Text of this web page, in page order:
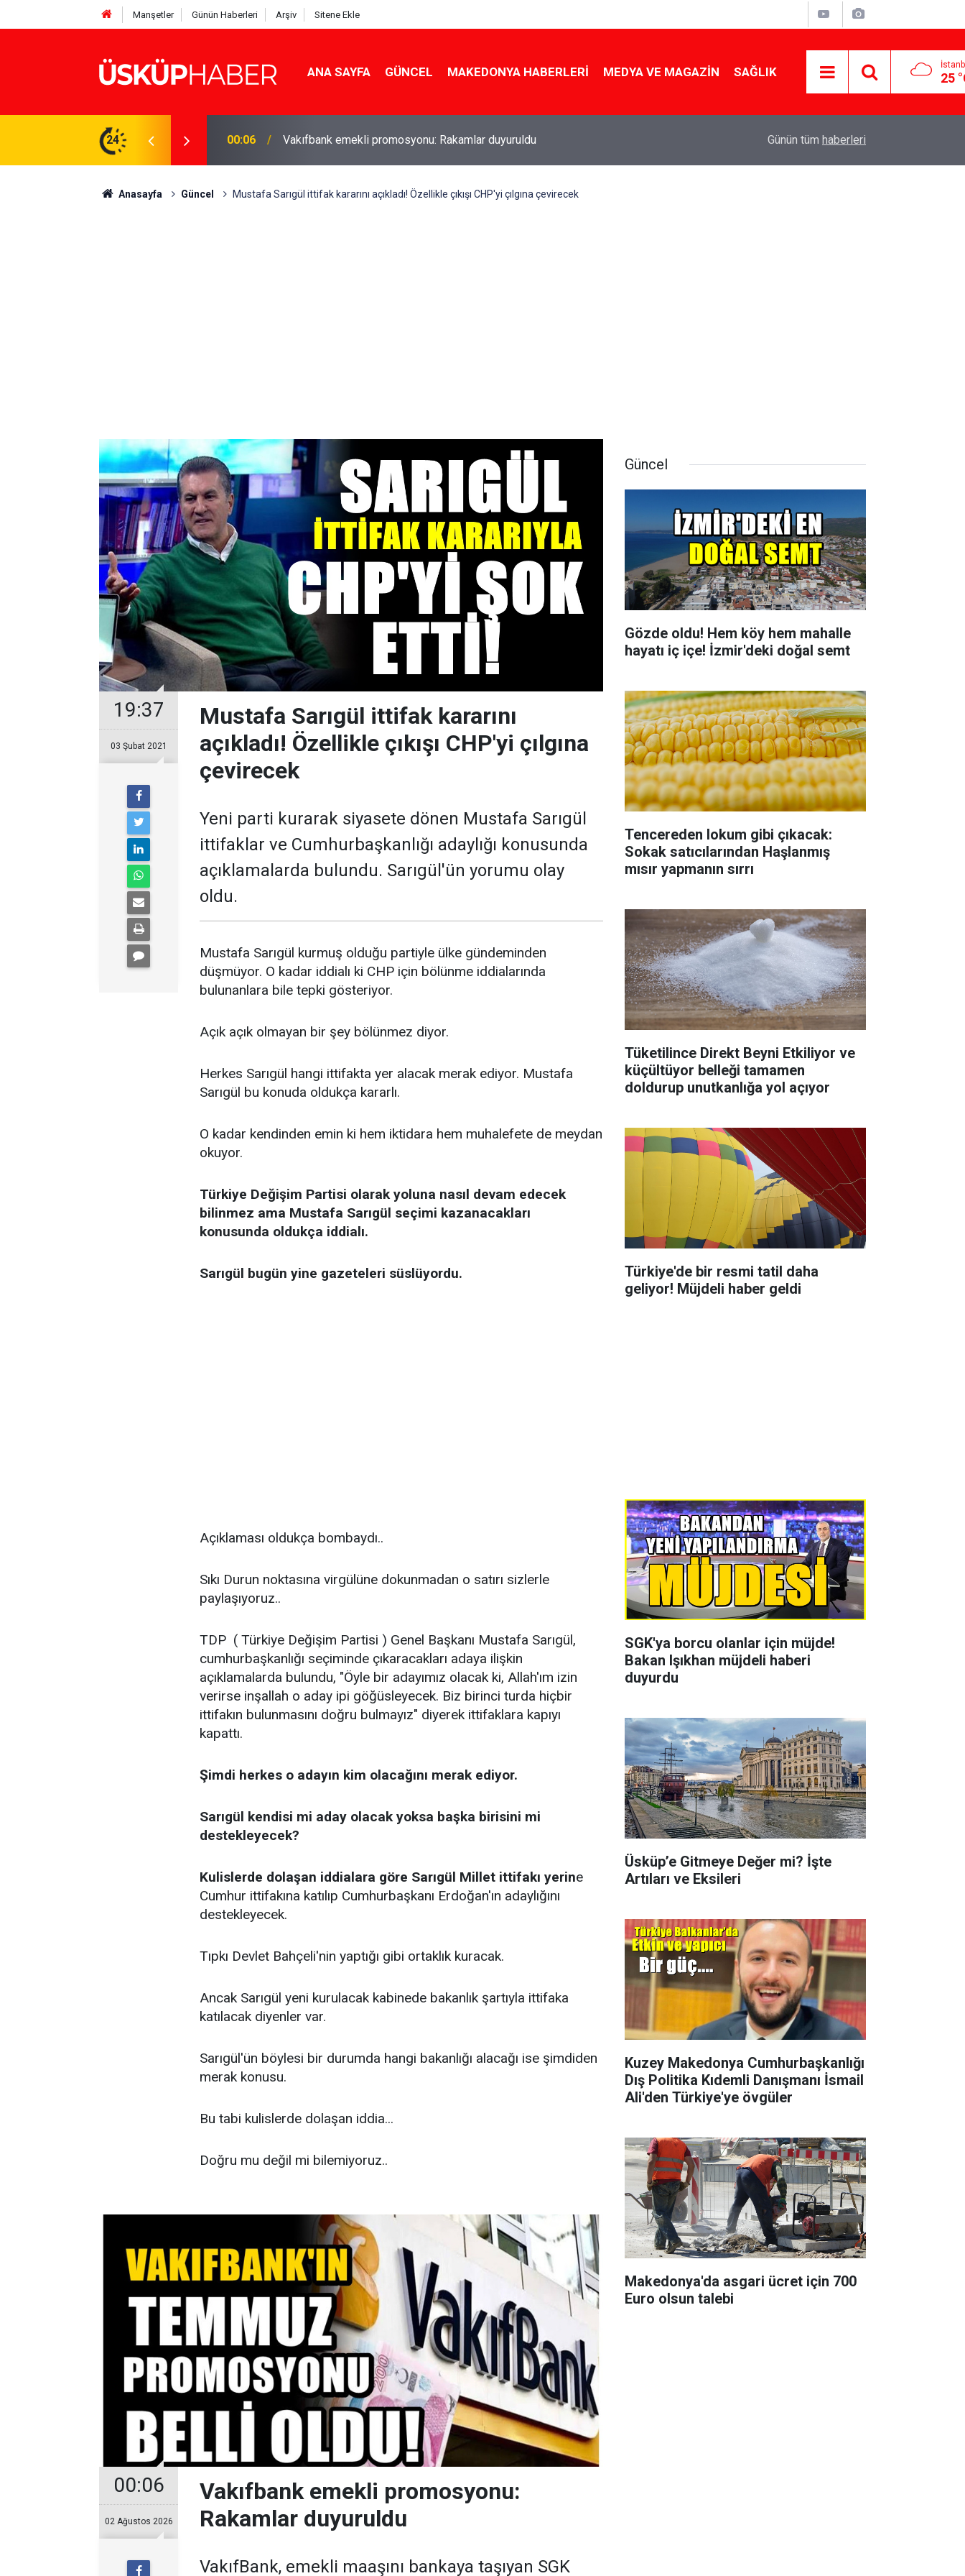
Manşetler Günün Haberleri Arşiv Sitene Ekle
ANA SAYFA GÜNCEL MAKEDONYA HABERLERI MEDYA VE MAGAZIN SAĞLIK 25
24 19:21 Gözde oldu! Hem köy hem mahalle hayatı iç içe! İzmir'deki doğal semt
yapmanın sırrı
Günün tüm haberleri
Anasayfa Güncel Mustafa Sarıgül ittifak kararını açıkladı! Özellikle çıkışı CHP'yi çılgına çevirecek
19:37
03 Şubat 2021
Mustafa Sarıgül ittifak kararını
açıkladı! Özellikle çıkışı CHP'yi çılgına
çevirecek
Yeni parti kurarak siyasete dönen Mustafa Sarıgül
ittifaklar ve Cumhurbaşkanlığı adaylığı konusunda
açıklamalarda bulundu. Sarıgül'ün yorumu olay
oldu.
Mustafa Sarıgül kurmuş olduğu partiyle ülke gündeminden
düşmüyor. O kadar iddialı ki CHP için bölünme iddialarında
bulunanlara bile tepki gösteriyor.
Açık açık olmayan bir şey bölünmez diyor.
Herkes Sarıgül hangi ittifakta yer alacak merak ediyor. Mustafa
Sarıgül bu konuda oldukça kararlı.
O kadar kendinden emin ki hem iktidara hem muhalefete de meydan
okuyor.
Türkiye Değişim Partisi olarak yoluna nasıl devam edecek
bilinmez ama Mustafa Sarıgül seçimi kazanacakları
konusunda oldukça iddialı.
Sarıgül bugün yine gazeteleri süslüyordu.
Açıklaması oldukça bombaydı..
Sıkı Durun noktasına virgülüne dokunmadan o satırı sizlerle
paylaşıyoruz..
TDP ( Türkiye Değişim Partisi ) Genel Başkanı Mustafa Sarıgül,
cumhurbaşkanlığı seçiminde çıkaracakları adaya ilişkin
açıklamalarda bulundu, "Öyle bir adayımız olacak ki, Allah'ım izin
verirse inşallah o aday ipi göğüsleyecek. Biz birinci turda hiçbir
ittifakın bulunmasını doğru bulmayız" diyerek ittifaklara kapıyı
kapattı.
Şimdi herkes o adayın kim olacağını merak ediyor.
Sarıgül kendisi mi aday olacak yoksa başka birisini mi
destekleyecek?
Kulislerde dolaşan iddialara göre Sarıgül Millet ittifakı yerine
Cumhur ittifakına katılıp Cumhurbaşkanı Erdoğan'ın adaylığını
destekleyecek.
Tıpkı Devlet Bahçeli'nin yaptığı gibi ortaklık kuracak.
Ancak Sarıgül yeni kurulacak kabinede bakanlık şartıyla ittifaka
katılacak diyenler var.
Sarıgül'ün böylesi bir durumda hangi bakanlığı alacağı ise şimdiden
merak konusu.
Bu tabi kulislerde dolaşan iddia...
Doğru mu değil mi bilemiyoruz..
00:06
02 Ağustos 2026
Vakıfbank emekli promosyonu:
Rakamlar duyuruldu
VakıfBank, emekli maaşını bankaya taşıyan SGK
Güncel
Gözde oldu! Hem köy hem mahalle
hayatı iç içe! İzmir'deki doğal semt
Tencereden lokum gibi çıkacak:
Sokak satıcılarından Haşlanmış
mısır yapmanın sırrı
Tüketilince Direkt Beyni Etkiliyor ve
küçültüyor belleği tamamen
doldurup unutkanlığa yol açıyor
Türkiye'de bir resmi tatil daha
geliyor! Müjdeli haber geldi
SGK'ya borcu olanlar için müjde!
Bakan Işıkhan müjdeli haberi
duyurdu
Üsküp’e Gitmeye Değer mi? İşte
Artıları ve Eksileri
Kuzey Makedonya Cumhurbaşkanlığı
Dış Politika Kıdemli Danışmanı İsmail
Ali'den Türkiye'ye övgüler
Makedonya'da asgari ücret için 700
Euro olsun talebi